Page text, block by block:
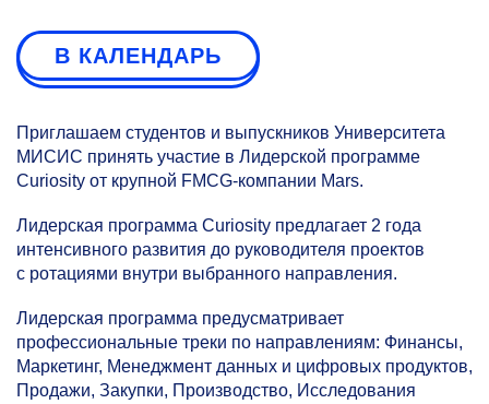
В КАЛЕНДАРЬ
Приглашаем студентов и выпускников Университета
МИСИС принять участие в Лидерской программе
Curiosity от крупной FMCG-компании Mars.
Лидерская программа Curiosity предлагает 2 года
интенсивного развития до руководителя проектов
с ротациями внутри выбранного направления.
Лидерская программа предусматривает
профессиональные треки по направлениям: Финансы,
Маркетинг, Менеджмент данных и цифровых продуктов,
Продажи, Закупки, Производство, Исследования